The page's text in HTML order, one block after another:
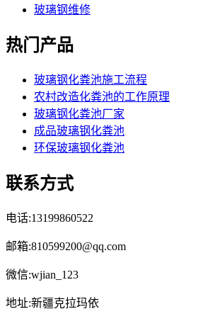
玻璃钢维修
热门产品
玻璃钢化粪池施工流程
农村改造化粪池的工作原理
玻璃钢化粪池厂家
成品玻璃钢化粪池
环保玻璃钢化粪池
联系方式
电话:13199860522
邮箱:810599200@qq.com
微信:wjian_123
地址:新疆克拉玛依